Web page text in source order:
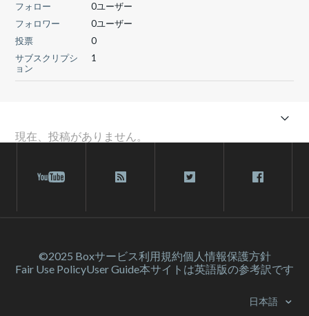
フォロー
0ユーザー
フォロワー
0ユーザー
投票
0
サブスクリプシ
ョン
1
現在、投稿がありません。
©2025 Boxサービス利⽤規約個人情報保護方針
Fair Use PolicyUser Guide本サイトは英語版の参考訳です
日本語